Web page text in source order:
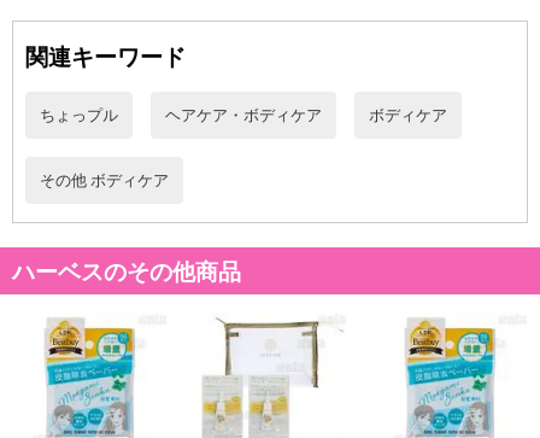
こちらの情報は
関連キーワード
ちょっプル ヘアケア・ボディケア ボディケア
その他 ボディケア
ハーベスのその他商品